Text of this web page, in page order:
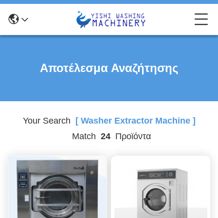
Αποτέλεσμα Αναζήτησης
Your Search [ Washer Extractor Machine ]
Match 24 Προϊόντα